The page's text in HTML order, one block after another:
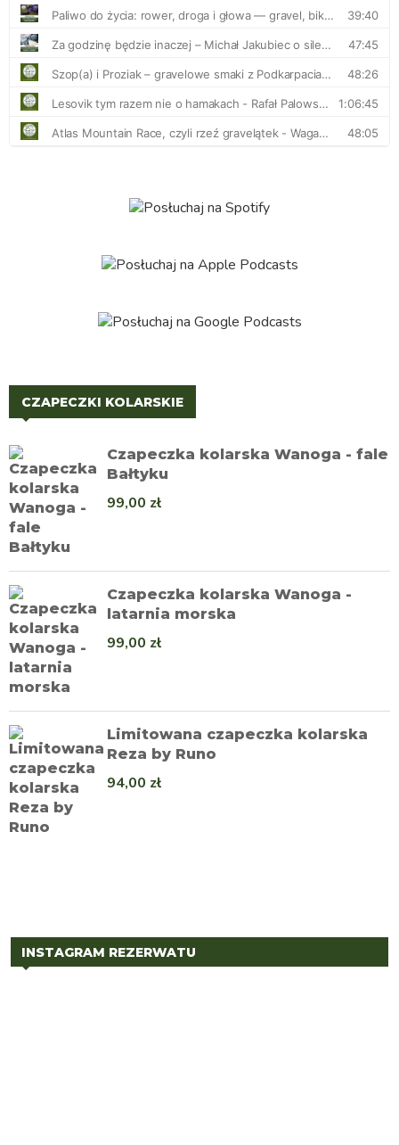
CZAPECZKI KOLARSKIE
Czapeczka kolarska Wanoga - fale
Bałtyku
99,00 zł
Czapeczka kolarska Wanoga -
latarnia morska
99,00 zł
Limitowana czapeczka kolarska
Reza by Runo
94,00 zł
INSTAGRAM REZERWATU